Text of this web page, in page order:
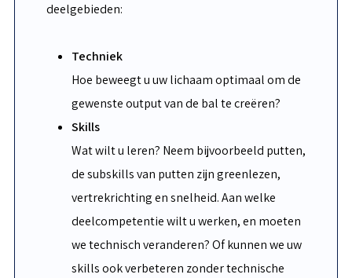
deelgebieden:
Techniek
Hoe beweegt u uw lichaam optimaal om de
gewenste output van de bal te creëren?
Skills
Wat wilt u leren? Neem bijvoorbeeld putten,
de subskills van putten zijn greenlezen,
vertrekrichting en snelheid. Aan welke
deelcompetentie wilt u werken, en moeten
we technisch veranderen? Of kunnen we uw
skills ook verbeteren zonder technische